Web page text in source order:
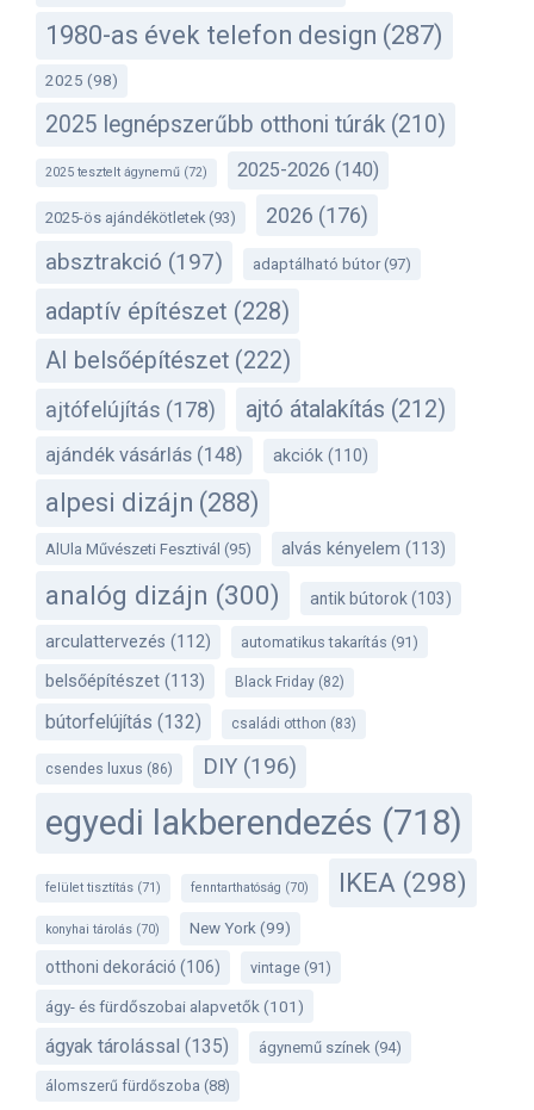
1980-as évek telefon design (287)
2025 (98)
2025 legnépszerűbb otthoni túrák (210)
2025 tesztelt ágynemű (72) 2025-2026 (140)
2025-ös ajándékötletek (93) 2026 (176)
absztrakció (197) adaptálható bútor(97)
adaptív építészet (228)
AI belsőépítészet (222)
ajtófelújítás (178) ajtó átalakítás (212)
ajándék vásárlás (148) akciók (110)
alpesi dizájn (288)
AlUla Művészeti Fesztivál (95) alvás kényelem (113)
analóg dizájn (300) antik bútorok (103)
arculattervezés (112) automatikus takarítás (91)
belsőépítészet (113) Black Friday (82)
bútorfelújítás (132) családi otthon (83)
csendes luxus (86) DIY (196)
egyedi lakberendezés (718)
felület tisztítás (71) fenntarthatóság (70) IKEA (298)
konyhai tárolás (70) New York (99)
otthoni dekoráció (106) vintage (91)
ágy- és fürdőszobai alapvetők (101)
ágyak tárolással (135) ágynemű színek (94)
álomszerű fürdőszoba (88)